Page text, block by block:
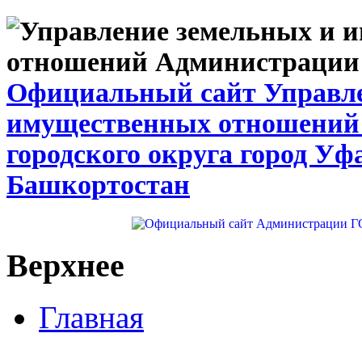
Официальный сайт
имущественных
городского округа город
Башкортостан
Верхнее
Главная